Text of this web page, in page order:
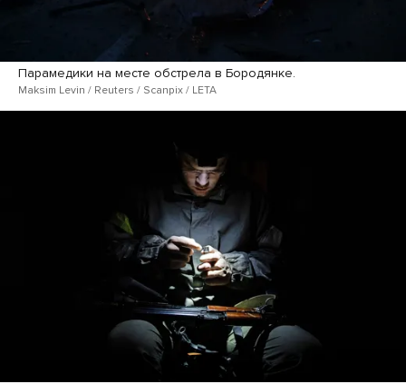
Парамедики на месте обстрела в Бородянке.
Maksim Levin / Reuters / Scanpix / LETA